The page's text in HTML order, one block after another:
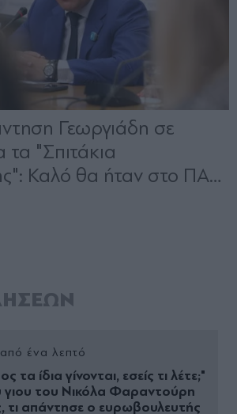
ένα λεπτό
τα ίδια γίνονται, εσείς τι λέτε;"
του Νικόλα Φαραντούρη
τι απάντησε ο ευρωβουλευτής